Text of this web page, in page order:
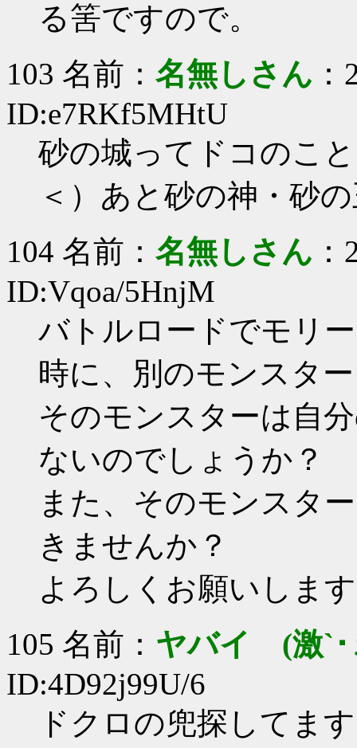
る筈ですので。
103 名前： 名無しさん
ID:e7RKf5MHtU
砂の城ってドコのこ
＜）あと砂の神・砂
104 名前： 名無しさん
ID:Vqoa/5HnjM
バトルロードでモリ
時に、別のモンスタ
そのモンスターは自
ないのでしょうか？
また、そのモンスタ
きませんか？
よろしくお願いします
105 名前： ヤバイ (激`･
ID:4D92j99U/6
ドクロの兜探して